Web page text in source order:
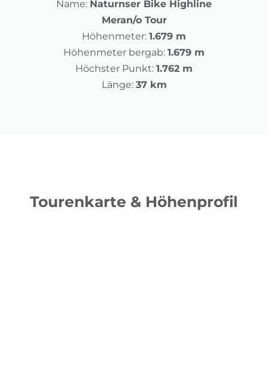
Name: Naturnser Bike Highline
Meran/o Tour
Höhenmeter: 1.679 m
Höhenmeter bergab: 1.679 m
Höchster Punkt: 1.762 m
Länge: 37 km
Tourenkarte & Höhenprofil